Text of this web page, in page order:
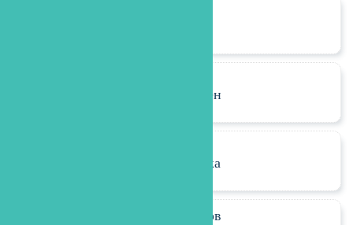
Лечение дёсен
профилактика
Лечение зубов